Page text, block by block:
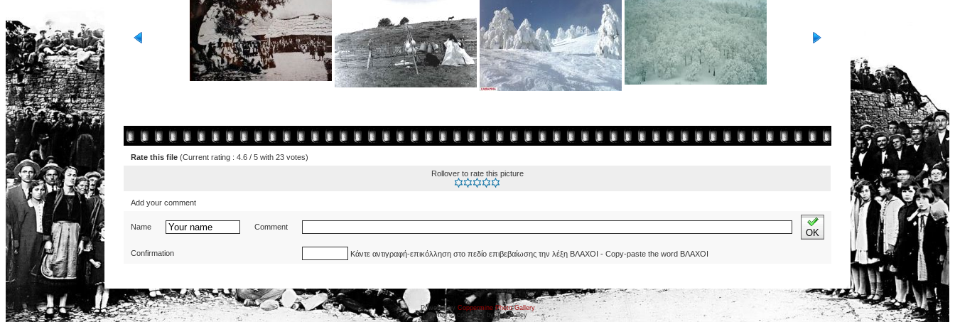
Rate this file (Current rating : 4.6 / 5 with 23 votes)
Rollover to rate this picture
Add your comment
Name Comment
OK
Confirmation Κάντε αντιγραφή-επικόλληση στο πεδίο επιβεβαίωσης την λέξη ΒΛΑΧΟΙ - Copy-paste the word ΒΛΑΧΟΙ
Powered by Coppermine Photo Gallery
Ported to cpg 1.5.x by Jeff Bailey